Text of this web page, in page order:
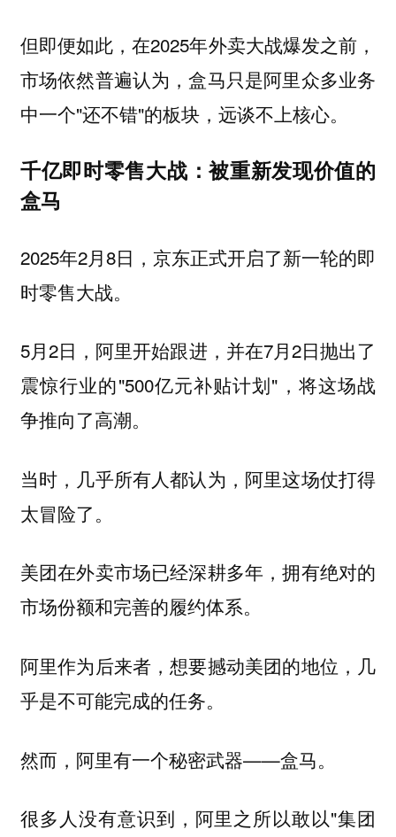
但即便如此，在2025年外卖大战爆发之前，
市场依然普遍认为，盒马只是阿里众多业务
中一个"还不错"的板块，远谈不上核心。
千亿即时零售大战：被重新发现价值的
盒马
2025年2月8日，京东正式开启了新一轮的即
时零售大战。
5月2日，阿里开始跟进，并在7月2日抛出了
震惊行业的"500亿元补贴计划"，将这场战
争推向了高潮。
当时，几乎所有人都认为，阿里这场仗打得
太冒险了。
美团在外卖市场已经深耕多年，拥有绝对的
市场份额和完善的履约体系。
阿里作为后来者，想要撼动美团的地位，几
乎是不可能完成的任务。
然而，阿里有一个秘密武器——盒马。
很多人没有意识到，阿里之所以敢以"集团